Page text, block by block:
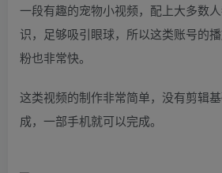
一段有趣的宠物小视频，配上大多数
识，足够吸引眼球，所以这类账号的
粉也非常快。
这类视频的制作非常简单，没有剪辑
成，一部手机就可以完成。